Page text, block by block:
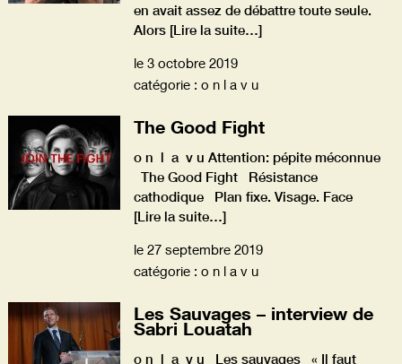
en avait assez de débattre toute seule.
Alors [Lire la suite…]
le 3 octobre 2019
catégorie : o n l a v u
The Good Fight
o n l a v u Attention: pépite méconnue
The Good Fight Résistance
cathodique Plan fixe. Visage. Face
[Lire la suite…]
le 27 septembre 2019
catégorie : o n l a v u
Les Sauvages – interview de
Sabri Louatah
o n l a v u Les sauvages « Il faut